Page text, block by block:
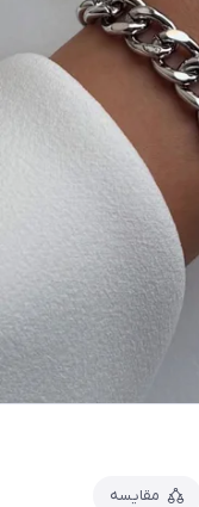
مقایسه